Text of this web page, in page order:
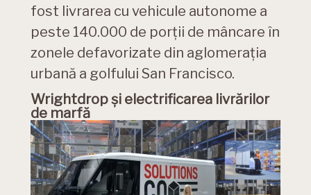
fost livrarea cu vehicule autonome a
peste 140.000 de porții de mâncare în
zonele defavorizate din aglomerația
urbană a golfului San Francisco.
Wrightdrop și electrificarea livrărilor
de marfă